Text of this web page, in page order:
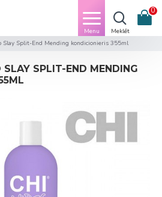
0
Slay Split-End Mending kondicionieris 355ml
SPLIT-END MENDING